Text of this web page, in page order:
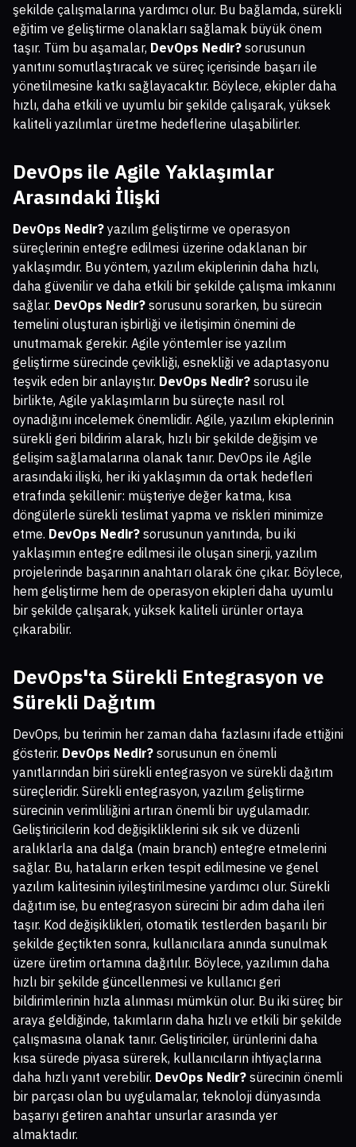
şekilde çalışmalarına yardımcı olur. Bu bağlamda, sürekli
eğitim ve geliştirme olanakları sağlamak büyük önem
taşır. Tüm bu aşamalar, DevOps Nedir? sorusunun
yanıtını somutlaştıracak ve süreç içerisinde başarı ile
yönetilmesine katkı sağlayacaktır. Böylece, ekipler daha
hızlı, daha etkili ve uyumlu bir şekilde çalışarak, yüksek
kaliteli yazılımlar üretme hedeflerine ulaşabilirler.
DevOps ile Agile Yaklaşımlar
Arasındaki İlişki
DevOps Nedir? yazılım geliştirme ve operasyon
süreçlerinin entegre edilmesi üzerine odaklanan bir
yaklaşımdır. Bu yöntem, yazılım ekiplerinin daha hızlı,
daha güvenilir ve daha etkili bir şekilde çalışma imkanını
sağlar. DevOps Nedir? sorusunu sorarken, bu sürecin
temelini oluşturan işbirliği ve iletişimin önemini de
unutmamak gerekir. Agile yöntemler ise yazılım
geliştirme sürecinde çevikliği, esnekliği ve adaptasyonu
teşvik eden bir anlayıştır. DevOps Nedir? sorusu ile
birlikte, Agile yaklaşımların bu süreçte nasıl rol
oynadığını incelemek önemlidir. Agile, yazılım ekiplerinin
sürekli geri bildirim alarak, hızlı bir şekilde değişim ve
gelişim sağlamalarına olanak tanır. DevOps ile Agile
arasındaki ilişki, her iki yaklaşımın da ortak hedefleri
etrafında şekillenir: müşteriye değer katma, kısa
döngülerle sürekli teslimat yapma ve riskleri minimize
etme. DevOps Nedir? sorusunun yanıtında, bu iki
yaklaşımın entegre edilmesi ile oluşan sinerji, yazılım
projelerinde başarının anahtarı olarak öne çıkar. Böylece,
hem geliştirme hem de operasyon ekipleri daha uyumlu
bir şekilde çalışarak, yüksek kaliteli ürünler ortaya
çıkarabilir.
DevOps'ta Sürekli Entegrasyon ve
Sürekli Dağıtım
DevOps, bu terimin her zaman daha fazlasını ifade ettiğini
gösterir. DevOps Nedir? sorusunun en önemli
yanıtlarından biri sürekli entegrasyon ve sürekli dağıtım
süreçleridir. Sürekli entegrasyon, yazılım geliştirme
sürecinin verimliliğini artıran önemli bir uygulamadır.
Geliştiricilerin kod değişikliklerini sık sık ve düzenli
aralıklarla ana dalga (main branch) entegre etmelerini
sağlar. Bu, hataların erken tespit edilmesine ve genel
yazılım kalitesinin iyileştirilmesine yardımcı olur. Sürekli
dağıtım ise, bu entegrasyon sürecini bir adım daha ileri
taşır. Kod değişiklikleri, otomatik testlerden başarılı bir
şekilde geçtikten sonra, kullanıcılara anında sunulmak
üzere üretim ortamına dağıtılır. Böylece, yazılımın daha
hızlı bir şekilde güncellenmesi ve kullanıcı geri
bildirimlerinin hızla alınması mümkün olur. Bu iki süreç bir
araya geldiğinde, takımların daha hızlı ve etkili bir şekilde
çalışmasına olanak tanır. Geliştiriciler, ürünlerini daha
kısa sürede piyasa sürerek, kullanıcıların ihtiyaçlarına
daha hızlı yanıt verebilir. DevOps Nedir? sürecinin önemli
bir parçası olan bu uygulamalar, teknoloji dünyasında
başarıyı getiren anahtar unsurlar arasında yer
almaktadır.